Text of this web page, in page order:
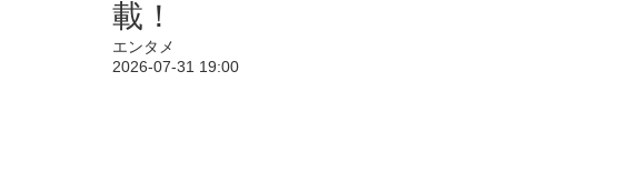
載！
エンタメ
2026-07-31 19:00